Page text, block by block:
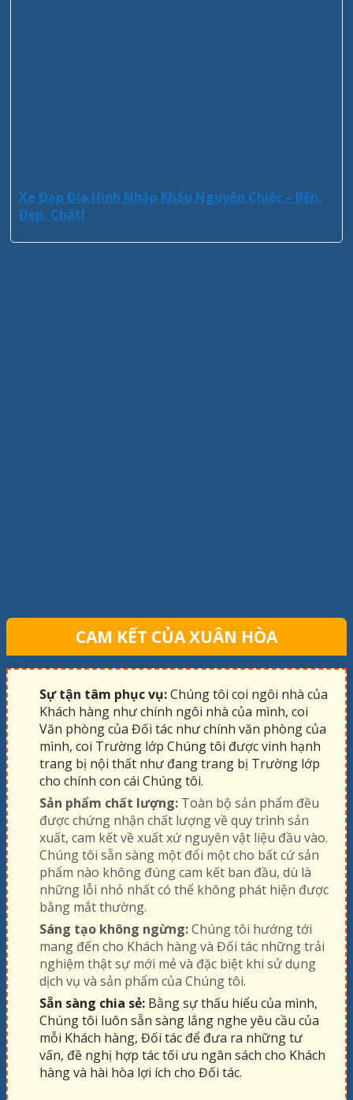
Xe Đạp Địa Hình Nhập Khẩu Nguyên Chiếc – Bền,
Đẹp, Chất!
CAM KẾT CỦA XUÂN HÒA
Sự tận tâm phục vụ:Chúng tôi coi ngôi nhà của
Khách hàng như chính ngôi nhà của mình, coi
Văn phòng của Đối tác như chính văn phòng của
mình, coi Trường lớp Chúng tôi được vinh hạnh
trang bị nội thất như đang trang bị Trường lớp
cho chính con cái Chúng tôi.
Sản phẩm chất lượng: Toàn bộ sản phẩm đều
được chứng nhận chất lượng về quy trình sản
xuất, cam kết về xuất xứ nguyên vật liệu đầu vào.
Chúng tôi sẵn sàng một đổi một cho bất cứ sản
phẩm nào không đúng cam kết ban đầu, dù là
những lỗi nhỏ nhất có thể không phát hiện được
bằng mắt thường.
Sáng tạo không ngừng:Chúng tôi hướng tới
mang đến cho Khách hàng và Đối tác những trải
nghiệm thật sự mới mẻ và đặc biệt khi sử dụng
dịch vụ và sản phẩm của Chúng tôi.
Sẵn sàng chia sẻ: Bằng sự thấu hiểu của mình,
Chúng tôi luôn sẵn sàng lắng nghe yêu cầu của
mỗi Khách hàng, Đối tác để đưa ra những tư
vấn, đề nghị hợp tác tối ưu ngân sách cho Khách
hàng và hài hòa lợi ích cho Đối tác.